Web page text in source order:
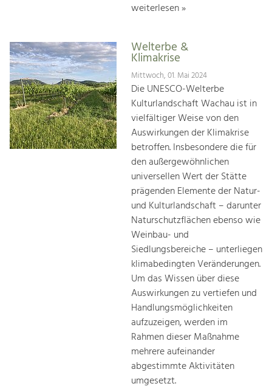
Steigerung regionaler Wertschöpfungweiterlesen »
Welterbe &
Klimakrise
Mittwoch, 01. Mai 2024
Die UNESCO-Welterbe
Kulturlandschaft Wachau ist in
vielfältiger Weise von den
Auswirkungen der Klimakrise
betroffen. Insbesondere die für
den außergewöhnlichen
universellen Wert der Stätte
prägenden Elemente der Natur-
und Kulturlandschaft – darunter
Naturschutzflächen ebenso wie
Weinbau- und
Siedlungsbereiche – unterliegen
klimabedingten Veränderungen.
Um das Wissen über diese
Auswirkungen zu vertiefen und
Handlungsmöglichkeiten
aufzuzeigen, werden im
Rahmen dieser Maßnahme
mehrere aufeinander
abgestimmte Aktivitäten
umgesetzt.